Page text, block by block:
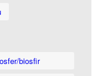
biosfir